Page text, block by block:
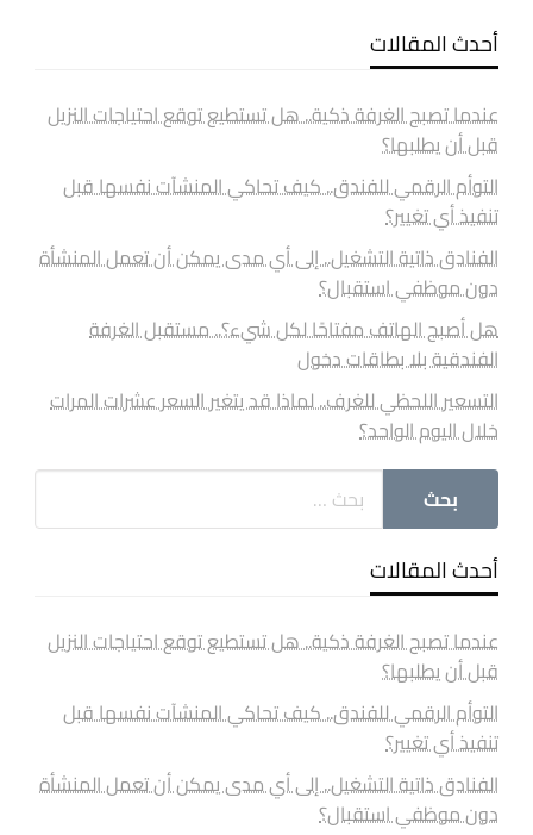
أحدث المقالات
عندما تصبح الغرفة ذكية.. هل تستطيع توقع احتياجات النزيل
قبل أن يطلبها؟
التوأم الرقمي للفندق.. كيف تحاكي المنشآت نفسها قبل
تنفيذ أي تغيير؟
الفنادق ذاتية التشغيل.. إلى أي مدى يمكن أن تعمل المنشأة
دون موظفي استقبال؟
هل أصبح الهاتف مفتاحًا لكل شيء؟.. مستقبل الغرفة
الفندقية بلا بطاقات دخول
التسعير اللحظي للغرف.. لماذا قد يتغير السعر عشرات المرات
خلال اليوم الواحد؟
أحدث المقالات
عندما تصبح الغرفة ذكية.. هل تستطيع توقع احتياجات النزيل
قبل أن يطلبها؟
التوأم الرقمي للفندق.. كيف تحاكي المنشآت نفسها قبل
تنفيذ أي تغيير؟
الفنادق ذاتية التشغيل.. إلى أي مدى يمكن أن تعمل المنشأة
دون موظفي استقبال؟